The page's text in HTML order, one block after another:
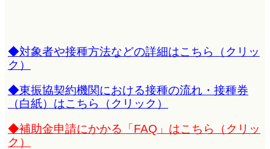
◆対象者や接種方法などの詳細はこちら（クリッ
ク）
◆東振協契約機関における接種の流れ・接種券
（白紙）はこちら（クリック）
◆補助金申請にかかる「FAQ」はこちら（クリッ
ク）